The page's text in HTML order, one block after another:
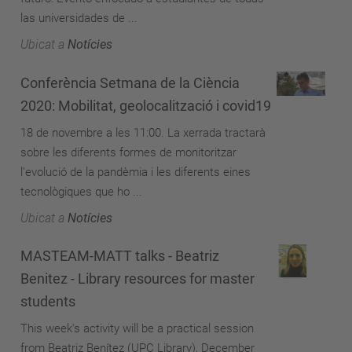
las universidades de ...
Ubicat a Notícies
Conferència Setmana de la Ciència
2020: Mobilitat, geolocalització i covid19
18 de novembre a les 11:00. La xerrada tractarà
sobre les diferents formes de monitoritzar
l'evolució de la pandèmia i les diferents eines
tecnològiques que ho ...
Ubicat a Notícies
MASTEAM-MATT talks - Beatriz
Benitez - Library resources for master
students
This week's activity will be a practical session
from Beatriz Benítez (UPC Library), December